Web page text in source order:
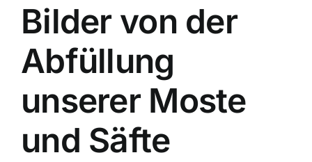
Bilder von der
Abfüllung
unserer Moste
und Säfte